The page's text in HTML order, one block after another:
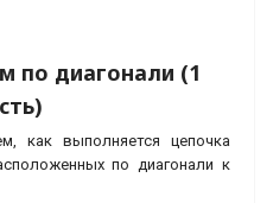
по диагонали (1
как выполняется цепочка
по диагонали к